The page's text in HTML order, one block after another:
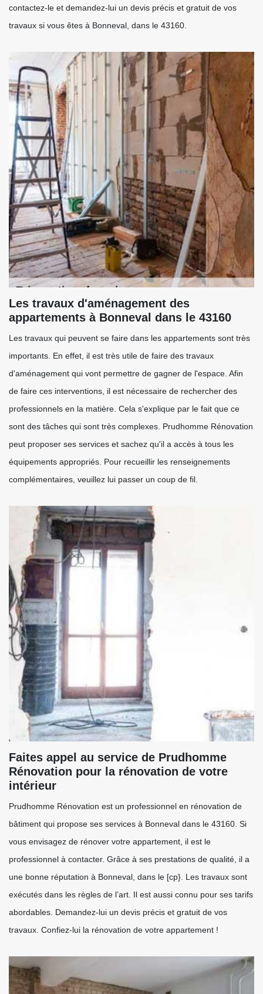
contactez-le et demandez-lui un devis précis et gratuit de vos
travaux si vous êtes à Bonneval, dans le 43160.
Les travaux d'aménagement des
appartements à Bonneval dans le 43160
Les travaux qui peuvent se faire dans les appartements sont très
importants. En effet, il est très utile de faire des travaux
d'aménagement qui vont permettre de gagner de l'espace. Afin
de faire ces interventions, il est nécessaire de rechercher des
professionnels en la matière. Cela s'explique par le fait que ce
sont des tâches qui sont très complexes. Prudhomme Rénovation
peut proposer ses services et sachez qu'il a accès à tous les
équipements appropriés. Pour recueillir les renseignements
complémentaires, veuillez lui passer un coup de fil.
Faites appel au service de Prudhomme
Rénovation pour la rénovation de votre
intérieur
Prudhomme Rénovation est un professionnel en rénovation de
bâtiment qui propose ses services à Bonneval dans le 43160. Si
vous envisagez de rénover votre appartement, il est le
professionnel à contacter. Grâce à ses prestations de qualité, il a
une bonne réputation à Bonneval, dans le [cp}. Les travaux sont
exécutés dans les règles de l’art. Il est aussi connu pour ses tarifs
abordables. Demandez-lui un devis précis et gratuit de vos
travaux. Confiez-lui la rénovation de votre appartement !